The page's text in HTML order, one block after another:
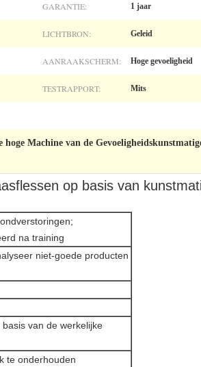
GARANTIE: 1 jaar
LICHTBRON: Geleid
AANRAAKSCHERM: Hoge gevoeligheid
TESTRAPPORT: Mits
hoge Machine van de
op basis van
na training
niet-goede producten
van de werkelijke
te onderhouden